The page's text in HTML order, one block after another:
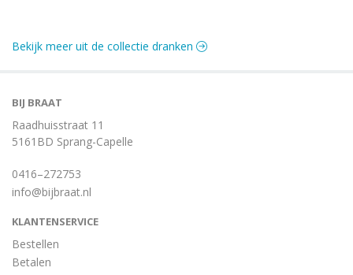
Bekijk meer uit de collectie dranken
BIJ BRAAT
Raadhuisstraat 11
5161BD Sprang-Capelle
0416–272753
info@bijbraat.nl
KLANTENSERVICE
Bestellen
Betalen